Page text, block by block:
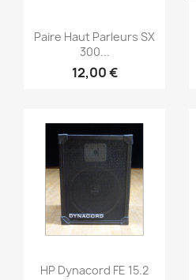
Aperçu rapide
Paire Haut Parleurs SX
300...
12,00 €
Aperçu rapide
HP Dynacord FE 15.2